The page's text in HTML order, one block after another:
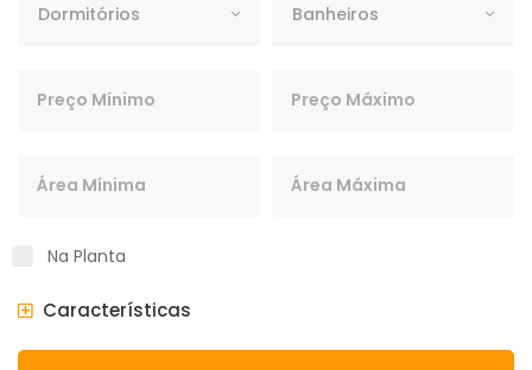
Dormitórios Banheiros
Área Mínima Área Máxima
Na Planta
Características